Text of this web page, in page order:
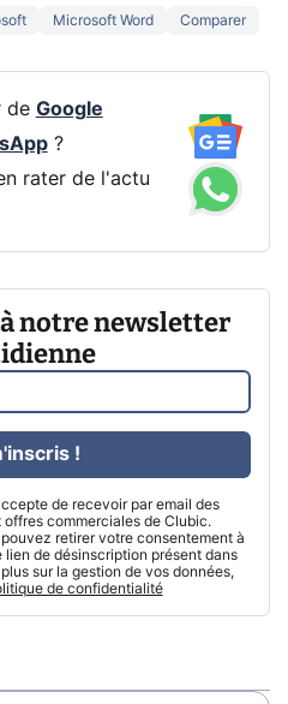
Microsoft Word Comparer
de Google
?
rater de l'actu
notre newsletter
de recevoir par email des
commerciales de Clubic.
retirer votre consentement à
de désinscription présent dans
sur la gestion de vos données,
de confidentialité
!